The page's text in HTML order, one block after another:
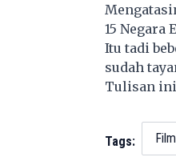
15 Negara
Itu tadi
sudah
Tulisan
Tags: Film